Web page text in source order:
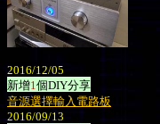
2016/12/05
新增1個DIY分享
音源選擇輸入電路板
2016/09/13